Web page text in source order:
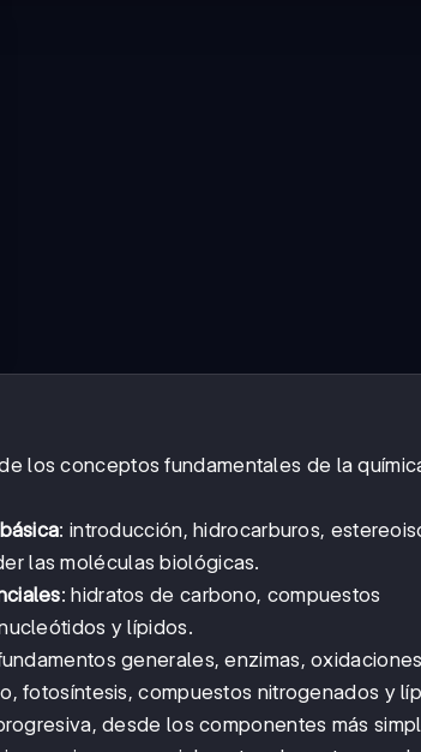
los conceptos fundamentales de la
: introducción, hidrocarburos,
las moléculas biológicas.
: hidratos de carbono, compuestos
y lípidos.
generales, enzimas, oxidaciones
fotosíntesis, compuestos nitrogenados y
desde los componentes más